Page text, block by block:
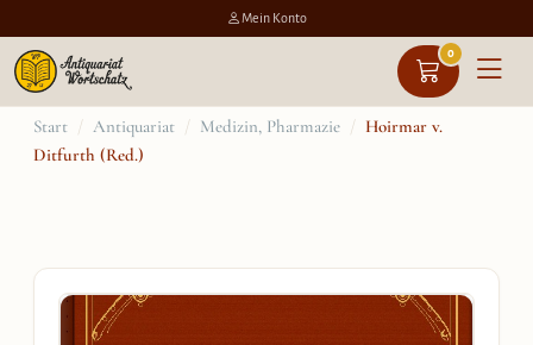
Mein Konto
0
Zum
Inhalt
Start / Antiquariat / Medizin, Pharmazie / Hoirmar v.
Ditfurth (Red.)